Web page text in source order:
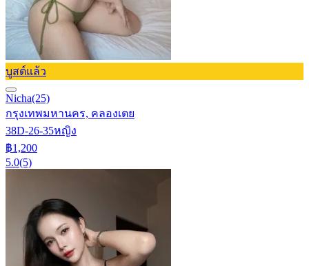
บูสต์แล้ว
Nicha(25)
กรุงเทพมหานคร, คลองเตย
38D-26-35หญิง
฿1,200
5.0(5)